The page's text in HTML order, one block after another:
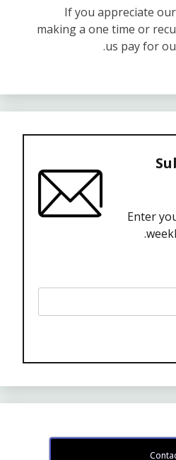
If you appreciate
making a one time or
us pay for
Enter